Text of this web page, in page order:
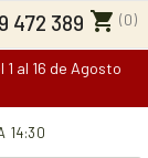
472 389 shopping_cart (0)
al 16 de Agosto
14:30